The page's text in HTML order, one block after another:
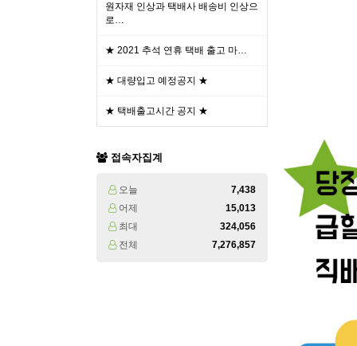
원자재 인상과 택배사 배송비 인상으
로…
★ 2021 추석 연휴 택배 출고 마…
★ 대량입고 예정공지 ★
★ 택배출고시간 공지 ★
접속자집계
오늘
7,438
어제
15,013
최대
324,056
전체
7,276,857